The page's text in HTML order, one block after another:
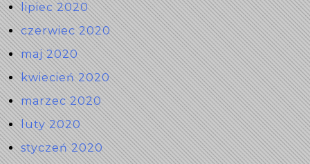
lipiec 2020
czerwiec 2020
maj 2020
kwiecień 2020
marzec 2020
luty 2020
styczeń 2020